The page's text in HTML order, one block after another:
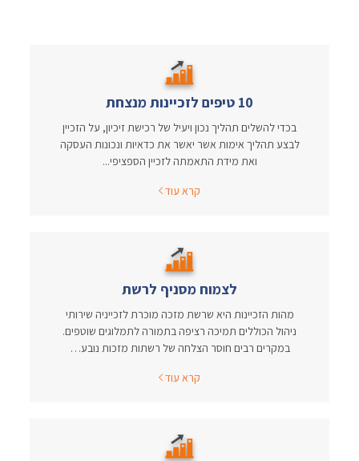
10 טיפים לזכיינות מנצחת
בכדי להשלים תהליך נכון ויעיל של רכישת זיכיון, על הזכיין
לבצע תהליך אימות אשר יאשר את כדאיות ונכונות העסקה
ואת מידת התאמתה לזכיין הספציפי...
קרא עוד
לצמוח מסניף לרשת
מהות הזכיינות היא שרשת מזכה מוכרת לזכייניה שירותי
ניהול הכוללים תמיכה רציפה בתמורה לתמלוגים שוטפים.
במקרים רבים חוסר הצלחה של רשתות מזכות נובע…
קרא עוד